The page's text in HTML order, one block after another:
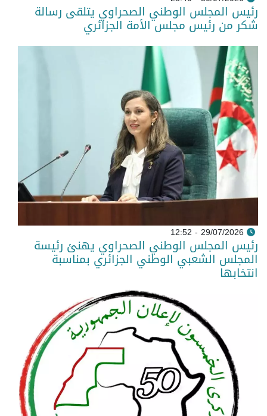
رئيس المجلس الوطني الصحراوي يتلقى رسالة
شكر من رئيس مجلس الأمة الجزائري
29/07/2026 - 12:52
رئيس المجلس الوطني الصحراوي يهنئ رئيسة
المجلس الشعبي الوطني الجزائري بمناسبة
انتخابها